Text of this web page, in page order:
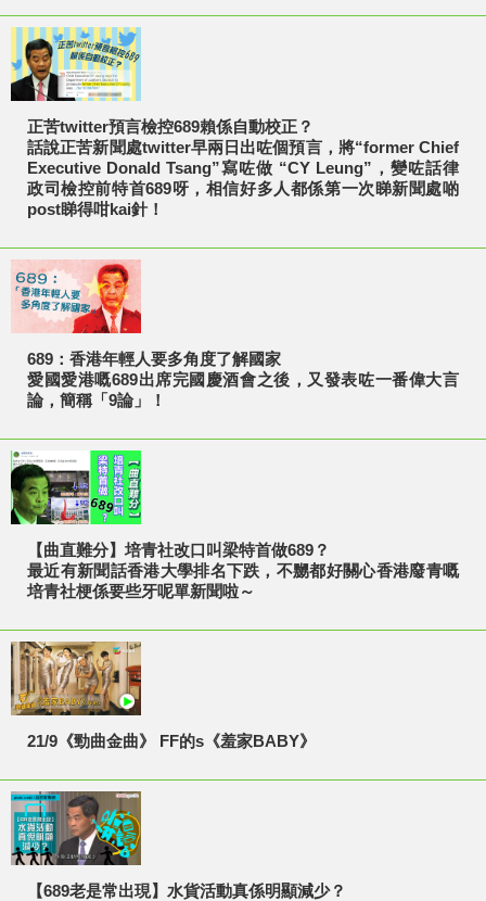
正苦twitter預言檢控689賴係自動校正？
話說正苦新聞處twitter早兩日出咗個預言，將“former Chief
Executive Donald Tsang”寫咗做 “CY Leung”，變咗話律
政司檢控前特首689呀，相信好多人都係第一次睇新聞處啲
post睇得咁kai針！
689：香港年輕人要多角度了解國家
愛國愛港嘅689出席完國慶酒會之後，又發表咗一番偉大言
論，簡稱「9論」！
【曲直難分】培青社改口叫梁特首做689？
最近有新聞話香港大學排名下跌，不嬲都好關心香港廢青嘅
培青社梗係要些牙呢單新聞啦～
21/9《勁曲金曲》 FF的s《羞家BABY》
【689老是常出現】水貨活動真係明顯減少？